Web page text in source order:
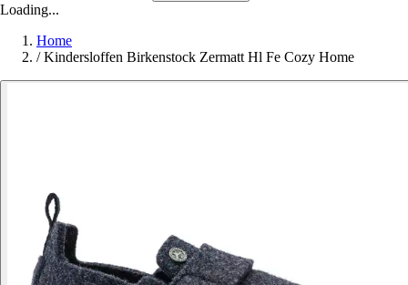
Loading...
Home
/ Kindersloffen Birkenstock Zermatt Hl Fe Cozy Home